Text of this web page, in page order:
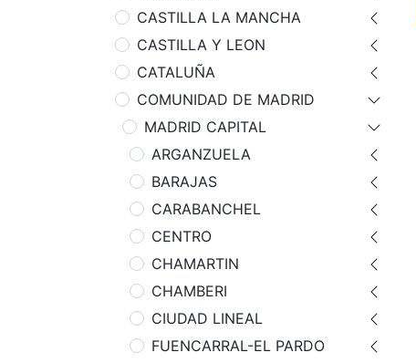
CASTILLA LA MANCHA
CASTILLA Y LEON
CATALUÑA
COMUNIDAD DE MADRID
MADRID CAPITAL
ARGANZUELA
BARAJAS
CARABANCHEL
CENTRO
CHAMARTIN
CHAMBERI
CIUDAD LINEAL
FUENCARRAL-EL PARDO